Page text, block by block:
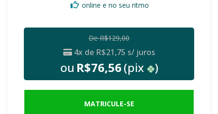
online e no seu ritmo
DeR$129,00
4x de R$21,75 s/ juros
ou R$76,56(pix )
MATRICULE-SE